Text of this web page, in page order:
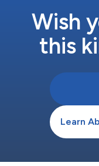
Wish
this
Learn